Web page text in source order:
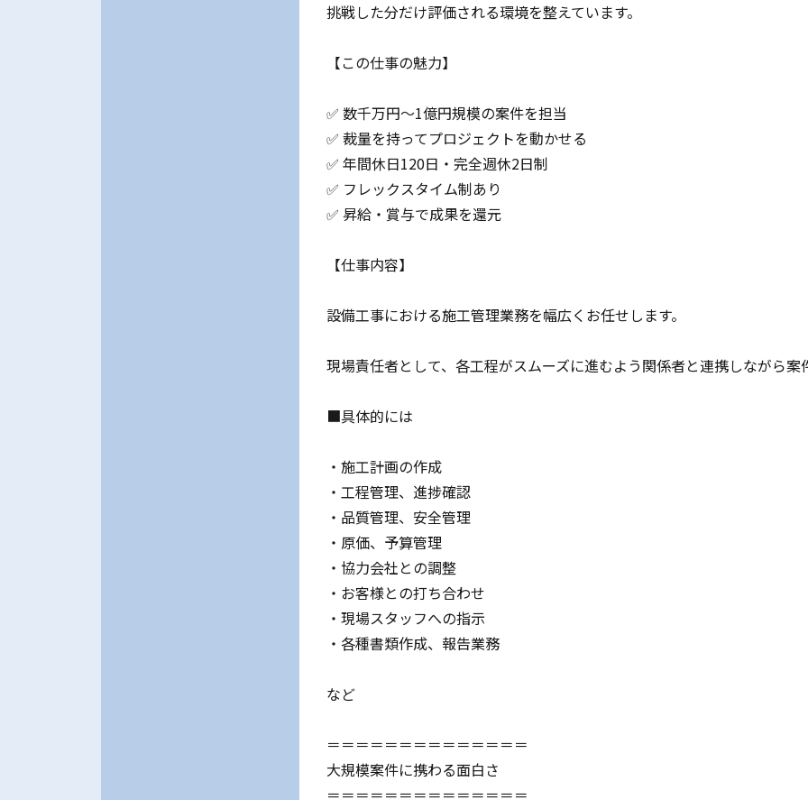
挑戦した分だけ評価される環境を整えています。
【この仕事の魅力】
✅ 数千万円～1億円規模の案件を担当
✅ 裁量を持ってプロジェクトを動かせる
✅ 年間休日120日・完全週休2日制
✅ フレックスタイム制あり
✅ 昇給・賞与で成果を還元
【仕事内容】
設備工事における施工管理業務を幅広くお任せします。
現場責任者として、各工程がスムーズに進むよう関係者と連携しながら案
■具体的には
・施工計画の作成
・工程管理、進捗確認
・品質管理、安全管理
・原価、予算管理
・協力会社との調整
・お客様との打ち合わせ
・現場スタッフへの指示
・各種書類作成、報告業務
など
＝＝＝＝＝＝＝＝＝＝＝＝＝＝
大規模案件に携わる面白さ
＝＝＝＝＝＝＝＝＝＝＝＝＝＝